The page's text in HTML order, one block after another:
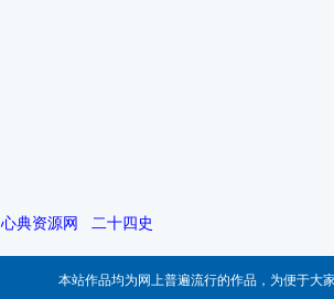
心典资源网 二十四史
本站作品均为网上普遍流行的作品，为便于大